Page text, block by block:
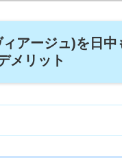
アージュ)を日中
メリット